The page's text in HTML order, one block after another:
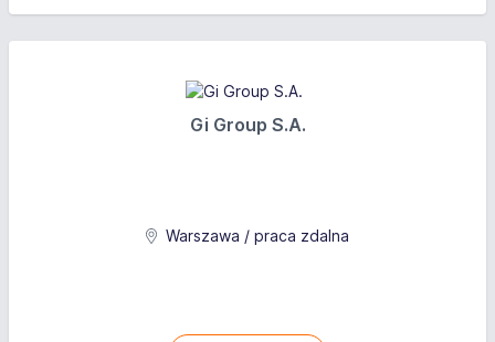
Gi Group S.A.
Warszawa / praca zdalna